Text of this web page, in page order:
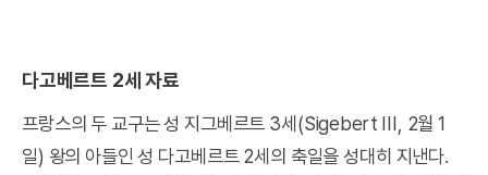
다고베르트 2세 자료
프랑스의 두 교구는 성 지그베르트 3세(Sigebert III, 2월 1
일) 왕의 아들인 성 다고베르트 2세의 축일을 성대히 지낸다.